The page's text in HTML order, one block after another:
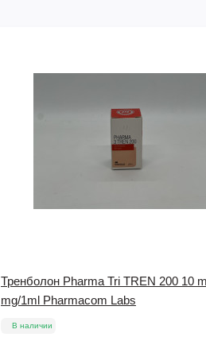
Туринабол Turanabol 100 табл x 10 мг
Magnus Pharmaceuticals
В наличии